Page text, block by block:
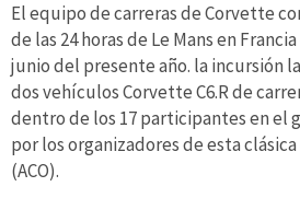
El equipo de carreras de Corvette
de las 24 horas de Le Mans en
junio del presente año. la incursión
dos vehículos Corvette C6.R de
dentro de los 17 participantes en el
por los organizadores de esta
(ACO).